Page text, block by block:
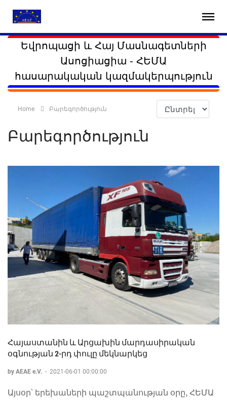
Եվրոպացի և Հայ Մասնագետների
Ասոցիացիա - ՀԵՄԱ
հասարակական կազմակերպություն
Home Բարեգործություն
Բարեգործություն
Հայաստանին և Արցախին մարդասիրական
օգնության 2-րդ փուլը մեկնարկեց
by AEAE e.V. - 2021-06-01 00:00:00
Այսօր՝ երեխաների պաշտպանության օրը, ՀԵՄԱ